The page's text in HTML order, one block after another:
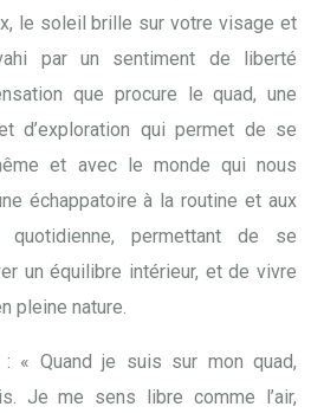
le soleil brille sur votre visage et
par un sentiment de liberté
que procure le quad, une
d’exploration qui permet de se
et avec le monde qui nous
échappatoire à la routine et aux
permettant de se
un équilibre intérieur, et de vivre
pleine nature.
: « Quand je suis sur mon quad,
Je me sens libre comme l’air,